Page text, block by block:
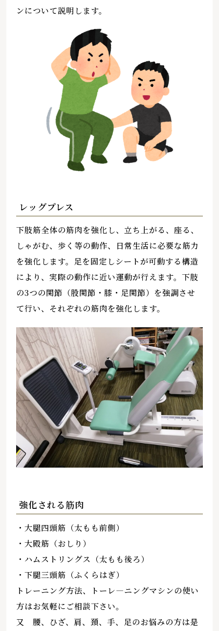
ンについて説明します。
レッグプレス
下肢筋全体の筋肉を強化し、立ち上がる、座る、
しゃがむ、歩く等の動作、日常生活に必要な筋力
を強化します。足を固定しシートが可動する構造
により、実際の動作に近い運動が行えます。下肢
の3つの関節（股関節・膝・足関節）を強調させ
て行い、それぞれの筋肉を強化します。
強化される筋肉
・大腿四頭筋（太もも前側）
・大殿筋（おしり）
・ハムストリングス（太もも後ろ）
・下腿三頭筋（ふくらはぎ）
トレーニング方法、トーレ―ニングマシンの使い
方はお気軽にご相談下さい。
又 腰、ひざ、肩、頚、手、足のお悩みの方は是